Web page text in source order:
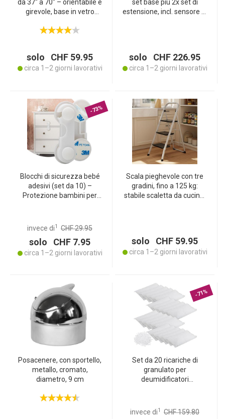
da 37“ a 70“ – orientabile e
girevole, base in vetro
altezza, design moderno
solo CHF 59.95
circa 1–2 giorni lavorativi
set base più 2x set di
estensione, incl. sensore di
solo CHF 226.95
circa 1–2 giorni lavorativi
-73%
Blocchi di sicurezza bebé
adesivi (set da 10) –
Protezione bambini per
3M, bianco
invece di1 CHF 29.95
solo CHF 7.95
circa 1–2 giorni lavorativi
Scala pieghevole con tre
gradini, fino a 125 kg:
stabile scaletta da cucina,
solo CHF 59.95
circa 1–2 giorni lavorativi
Posacenere, con sportello,
metallo, cromato,
diametro, 9 cm
-71%
Set da 20 ricariche di
granulato per
deumidificatori
altamente efficace - Ideale
invece di1 CHF 159.80